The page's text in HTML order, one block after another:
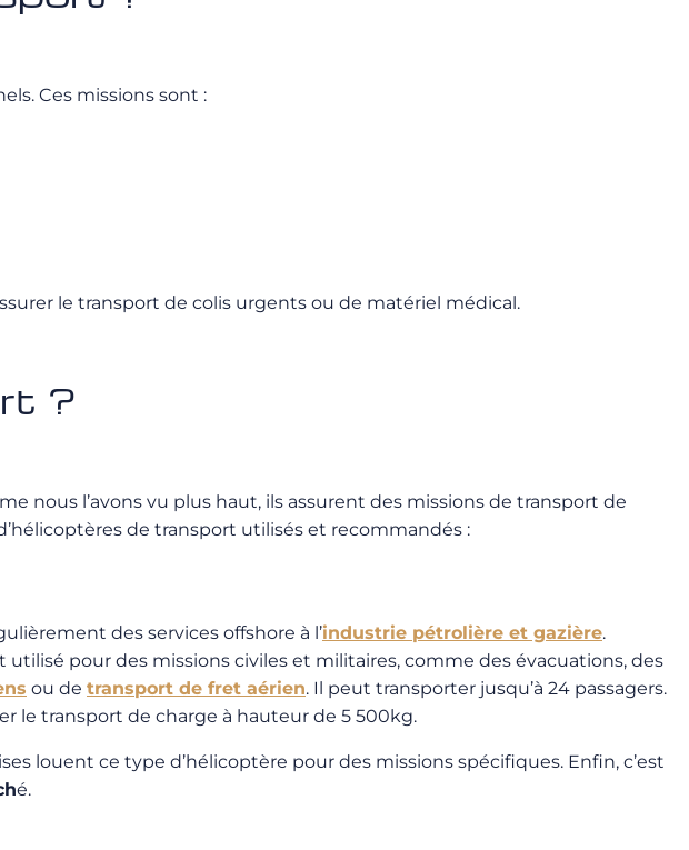
Ces missions sont :
le transport de colis urgents ou de matériel médical.
?
nous l’avons vu plus haut, ils assurent des missions de transport de
de transport utilisés et recommandés :
des services offshore à l’industrie pétrolière et gazière.
pour des missions civiles et militaires, comme des évacuations, des
ou de transport de fret aérien. Il peut transporter jusqu’à 24 passagers.
le transport de charge à hauteur de 5 500kg.
louent ce type d’hélicoptère pour des missions spécifiques. Enfin, c’est
é.